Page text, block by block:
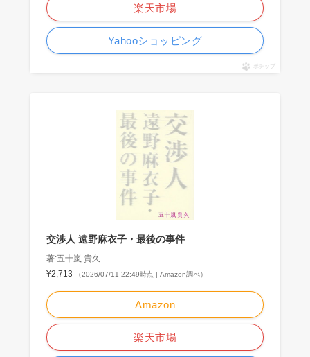
楽天市場
Yahooショッピング
ポチップ
交渉人 遠野麻衣子・最後の事件
著:五十嵐 貴久
¥2,713
（2026/07/11 22:49時点 | Amazon調べ）
Amazon
楽天市場